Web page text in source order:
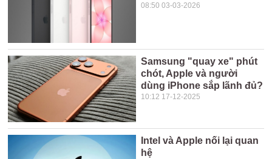
08:50 03-03-2026
Samsung "quay xe" phút
chót, Apple và người
dùng iPhone sắp lãnh đủ?
10:12 17-12-2025
Intel và Apple nối lại quan
hệ